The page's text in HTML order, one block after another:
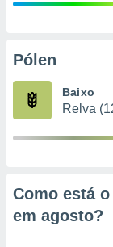
e
de
Pólen
Baixo
Relva
Como está
em agosto?